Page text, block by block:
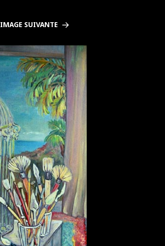
IMAGE SUIVANTE